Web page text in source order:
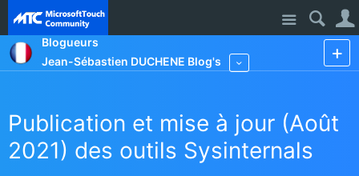
Site
Blogueurs
Jean-Sébastien DUCHENE Blog's
Publication et mise à jour (Août
2021) des outils Sysinternals